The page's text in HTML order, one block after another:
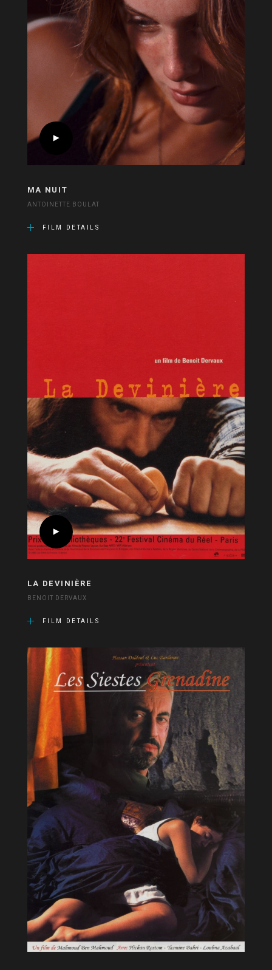
MA NUIT
ANTOINETTE BOULAT
FILM DETAILS
LA DEVINIÈRE
BENOIT DERVAUX
FILM DETAILS